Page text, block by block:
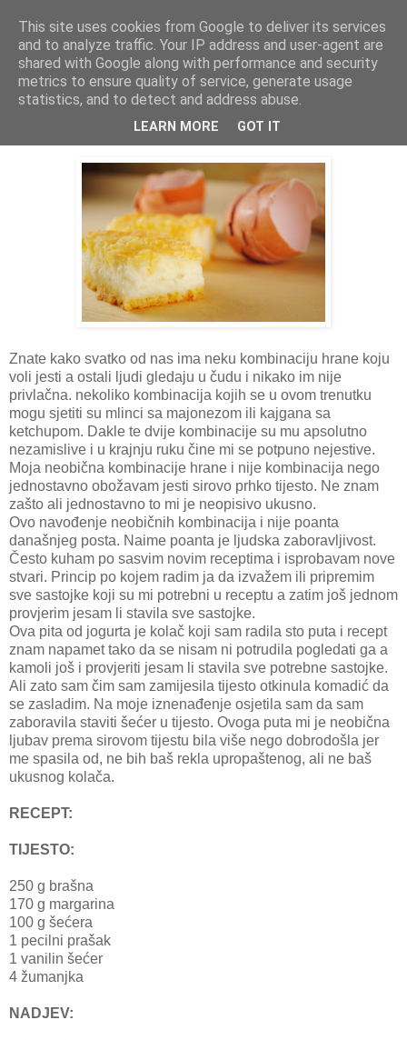
THURSDAYSCOOKING
ponedjeljak, 1. listopada 2012.
Pita od jogurta
Znate kako svatko od nas ima neku kombinaciju hrane koju
voli jesti a ostali ljudi gledaju u čudu i nikako im nije
privlačna. nekoliko kombinacija kojih se u ovom trenutku
mogu sjetiti su mlinci sa majonezom ili kajgana sa
ketchupom. Dakle te dvije kombinacije su mu apsolutno
nezamislive i u krajnju ruku čine mi se potpuno nejestive.
Moja neobična kombinacije hrane i nije kombinacija nego
jednostavno obožavam jesti sirovo prhko tijesto. Ne znam
zašto ali jednostavno to mi je neopisivo ukusno.
Ovo navođenje neobičnih kombinacija i nije poanta
današnjeg posta. Naime poanta je ljudska zaboravljivost.
Često kuham po sasvim novim receptima i isprobavam nove
stvari. Princip po kojem radim ja da izvažem ili pripremim
sve sastojke koji su mi potrebni u receptu a zatim još jednom
provjerim jesam li stavila sve sastojke.
Ova pita od jogurta je kolač koji sam radila sto puta i recept
znam napamet tako da se nisam ni potrudila pogledati ga a
kamoli još i provjeriti jesam li stavila sve potrebne sastojke.
Ali zato sam čim sam zamijesila tijesto otkinula komadić da
se zasladim. Na moje iznenađenje osjetila sam da sam
zaboravila staviti šećer u tijesto. Ovoga puta mi je neobična
ljubav prema sirovom tijestu bila više nego dobrodošla jer
me spasila od, ne bih baš rekla upropaštenog, ali ne baš
ukusnog kolača.
RECEPT:
TIJESTO:
250 g brašna
170 g margarina
100 g šećera
1 pecilni prašak
1 vanilin šećer
4 žumanjka
NADJEV:
This site uses cookies from Google to deliver its services
and to analyze traffic. Your IP address and user-agent are
shared with Google along with performance and security
metrics to ensure quality of service, generate usage
statistics, and to detect and address abuse.
LEARN MORE GOT IT